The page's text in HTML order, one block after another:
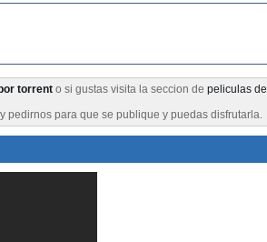
torrent o si gustas visita la seccion de peliculas de
pedirnos para que se publique y puedas disfrutarla.